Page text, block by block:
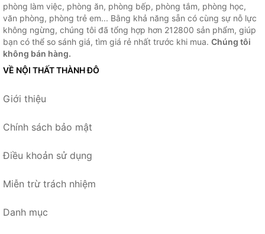
phòng làm việc, phòng ăn, phòng bếp, phòng tắm, phòng học,
văn phòng, phòng trẻ em... Bằng khả năng sẵn có cùng sự nỗ lực
không ngừng, chúng tôi đã tổng hợp hơn 212800 sản phẩm, giúp
bạn có thể so sánh giá, tìm giá rẻ nhất trước khi mua. Chúng tôi
không bán hàng.
VỀ NỘI THẤT THÀNH ĐÔ
Giới thiệu
Chính sách bảo mật
Điều khoản sử dụng
Miễn trừ trách nhiệm
Danh mục